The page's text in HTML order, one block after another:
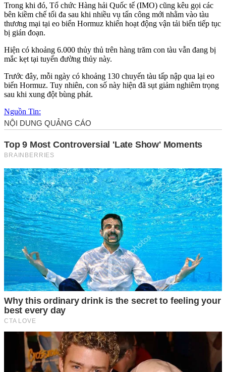
Trong khi đó, Tổ chức Hàng hải Quốc tế (IMO) cũng kêu gọi các
bên kiềm chế tối đa sau khi nhiều vụ tấn công mới nhằm vào tàu
thương mại tại eo biển Hormuz khiến hoạt động vận tải biển tiếp tục
bị gián đoạn.
Hiện có khoảng 6.000 thủy thủ trên hàng trăm con tàu vẫn đang bị
mắc kẹt tại tuyến đường thủy này.
Trước đây, mỗi ngày có khoảng 130 chuyến tàu tấp nập qua lại eo
biển Hormuz. Tuy nhiên, con số này hiện đã sụt giảm nghiêm trọng
sau khi xung đột bùng phát.
Nguồn Tin: